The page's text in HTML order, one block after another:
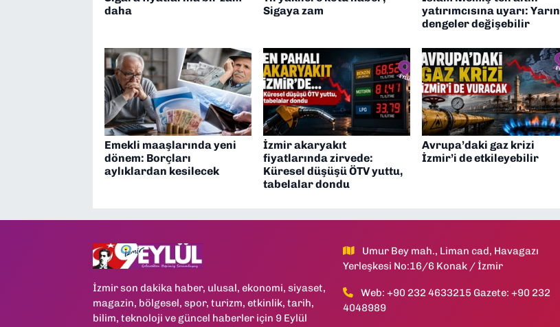
daha
Sigaya zam
yatırımcısına uyarı: Yarın
dengeler değişebilir
Emekli maaşlarında yeni
dönem: Borçları
aylıklardan kesilecek
İzmir akaryakıt
fiyatlarında zirvede:
Küresel düşüşü ÖTV yuttu,
tabelalar dondu
Avrupa’daki gaz krizi
İzmir’i de etkileyebilir
İzmir son dakika haber, ulusal, ekonomi, siyaset,
magazin, bölgesel, spor, turizm, etkinlik, tarih,
bilim, teknoloji ve güncel haberler için 9 Eylül
Umur Bey mah., Liman cad, Havagazı
Yerleşkesi No:16/6 Konak / İzmir
Web: +90 232 4633215 Gazete: +90 232
4048989